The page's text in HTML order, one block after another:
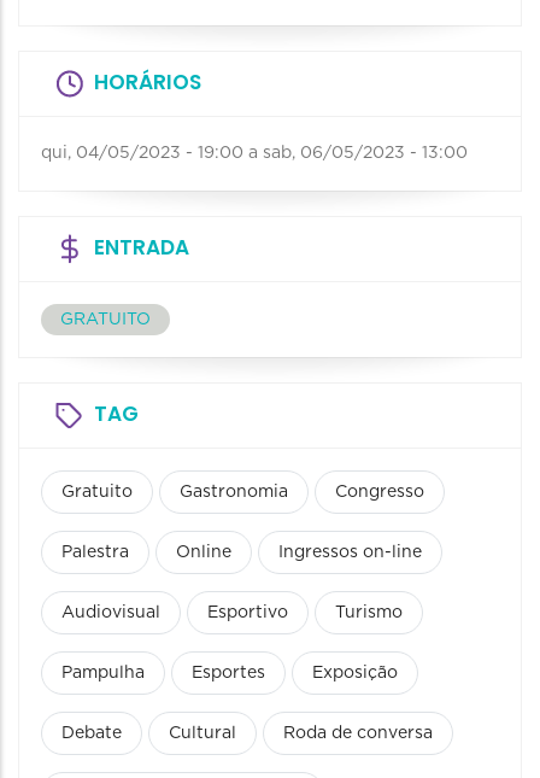
HORÁRIOS
qui, 04/05/2023 - 19:00 a sab, 06/05/2023 - 13:00
ENTRADA
GRATUITO
TAG
Gratuito Gastronomia Congresso
Palestra Online Ingressos on-line
Audiovisual Esportivo Turismo
Pampulha Esportes Exposição
Debate Cultural Roda de conversa